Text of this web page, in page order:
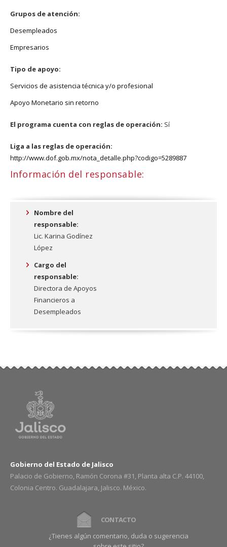
Grupos de atención:
Desempleados
Empresarios
Tipo de apoyo:
Servicios de asistencia técnica y/o profesional
Apoyo Monetario sin retorno
El programa cuenta con reglas de operación: Sí
Liga a las reglas de operación:
http://www.dof.gob.mx/nota_detalle.php?codigo=5289887
Información del responsable:
Nombre del
responsable:
Lic. Karina Godínez
López
Cargo del
responsable:
Directora de Apoyos
Financieros a
Desempleados
Gobierno del Estado de Jalisco
Palacio de Gobierno, Ramón Corona #31, Planta alta C.P. 44100,
Colonia Centro. Guadalajara, Jalisco. México.
CONTACTO
¿Tienes algún comentario, duda o sugerencia